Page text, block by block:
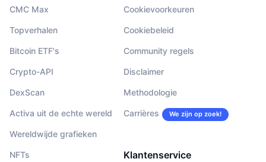
CMC Max
Topverhalen
Bitcoin ETF's
Crypto-API
DexScan
Activa uit de echte wereld
Wereldwijde grafieken
NFTs
Cookievoorkeuren
Cookiebeleid
Community regels
Disclaimer
Methodologie
Carrières We zijn op zoek!
Klantenservice